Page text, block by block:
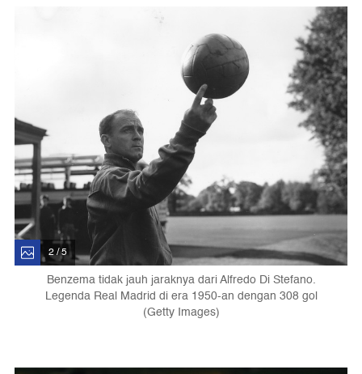
2 / 5
Benzema tidak jauh jaraknya dari Alfredo Di Stefano.
Legenda Real Madrid di era 1950-an dengan 308 gol
(Getty Images)